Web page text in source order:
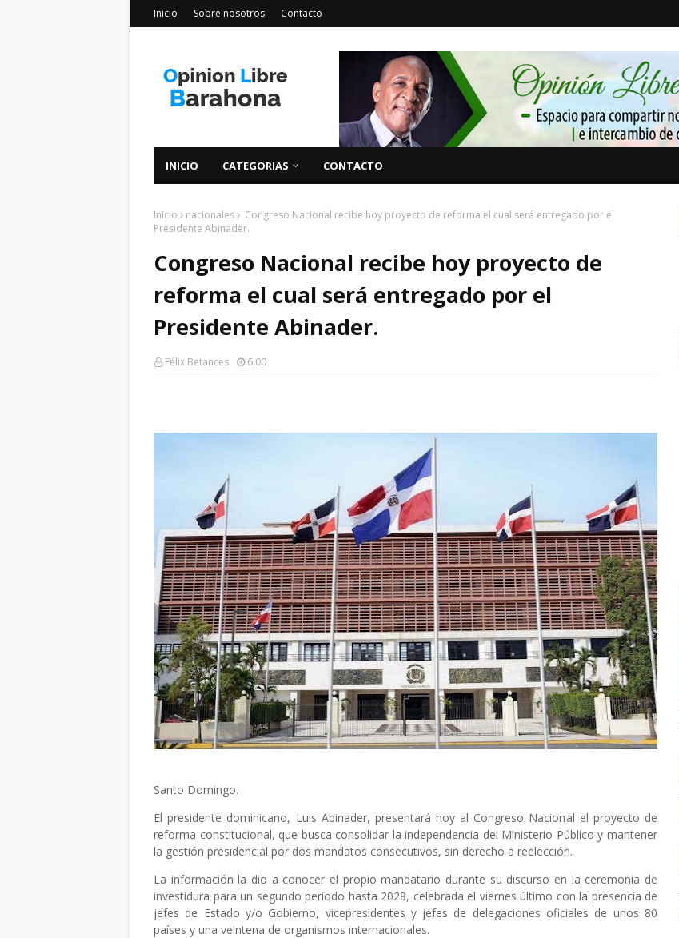
Inicio Sobre nosotros Contacto
INICIO CATEGORIAS CONTACTO
Inicio nacionales
Congreso Nacional recibe hoy proyecto de reforma el cual será entregado por el
Presidente Abinader.
Congreso Nacional recibe hoy proyecto de
reforma el cual será entregado por el
Presidente Abinader.
Félix Betances 6:00
Santo Domingo.
El presidente dominicano, Luis Abinader, presentará hoy al Congreso Nacional el proyecto de
reforma constitucional, que busca consolidar la independencia del Ministerio Público y mantener
la gestión presidencial por dos mandatos consecutivos, sin derecho a reelección.
La información la dio a conocer el propio mandatario durante su discurso en la ceremonia de
investidura para un segundo periodo hasta 2028, celebrada el viernes último con la presencia de
jefes de Estado y/o Gobierno, vicepresidentes y jefes de delegaciones oficiales de unos 80
países y una veintena de organismos internacionales.